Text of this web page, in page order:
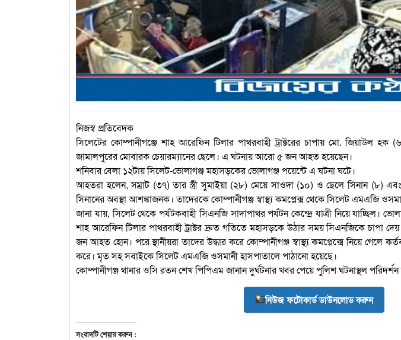
নিজস্ব প্রতিবেদক
সিলেটের কোম্পানীগঞ্জে শাহ আরেফিন টিলার পাথরবাহী ট্রাক্টরের চাপায় মো. জিয়াউল
জামালপুরের মোবারক চেয়ারম্যানের ছেলে। এ ঘটনায় আরো ৫ জন আহত হয়েছেন।
শনিবার বেলা ১২টায় সিলেট-ভোলাগঞ্জ মহাসড়কের ভোলাগঞ্জ পয়েন্টে এ ঘটনা ঘটে।
আহতরা হলেন, সম্রাট (৩৭) তার স্ত্রী সুমাইয়া (২৮) মেয়ে সাওদা (১০) ও ছেলে সিনান (৮)
সিনানের অবস্থা আশঙ্কাজনক। তাদেরকে কোম্পানীগঞ্জ স্বাস্থ্য কমপ্লেক্স থেকে সিলেট এমএজি
জানা যায়, সিলেট থেকে পর্যটকবাহী সিএনজি সাদাপাথর পর্যটন কেন্দ্রে যাত্রী নিয়ে যাচ্ছিল।
শাহ আরেফিন টিলার পাথরবাহী ট্রাক্টর দ্রুত গতিতে মহাসড়কে উঠার সময় সিএনজিকে চাপা
জন আহত হোন। পরে স্থানীয়রা তাদের উদ্ধার করে কোম্পানীগঞ্জ স্বাস্থ্য কমপ্লেক্সে নিয়ে
করে। মৃত সহ সবাইকে সিলেট এমএজি ওসমানী হাসপাতালে পাঠানো হয়েছে।
কোম্পানীগঞ্জ থানার ওসি রতন শেখ পিপিএম জানান দুর্ঘটনার খবর পেয়ে পুলিশ ঘটনাস্থল
নিউজ ফটোকার্ড ডাউনলোড করুন
সংবাদটি শেয়ার করুন :